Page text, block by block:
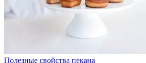
Полезные свойства пекана